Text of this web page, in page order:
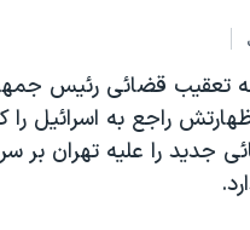
تلویزیونی
آمریکا
انگلیسی
تعقيب قضائی رئيس
راجع به اسرائيل را
جديد را عليه تهران بر